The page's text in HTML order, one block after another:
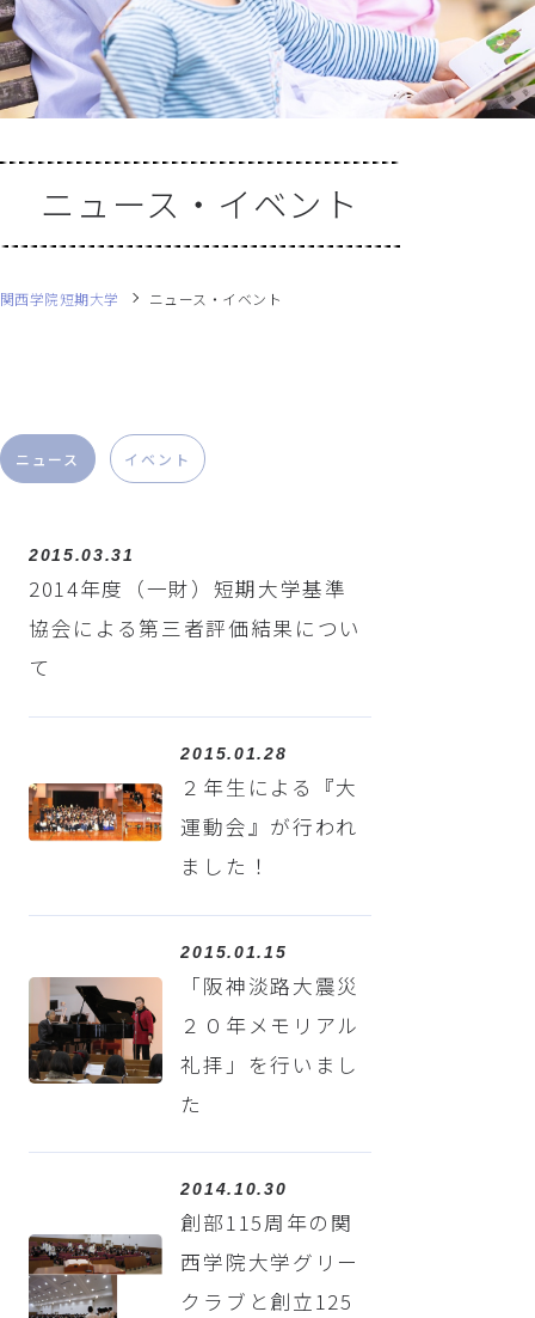
ニュース・イベント
関西学院短期大学 ニュース・イベント
ニュース イベント
2015.03.31
2014年度（一財）短期大学基準
協会による第三者評価結果につい
て
2015.01.28
２年生による『大
運動会』が行われ
ました！
2015.01.15
「阪神淡路大震災
２０年メモリアル
礼拝」を行いまし
た
2014.10.30
創部115周年の関
西学院大学グリー
クラブと創立125